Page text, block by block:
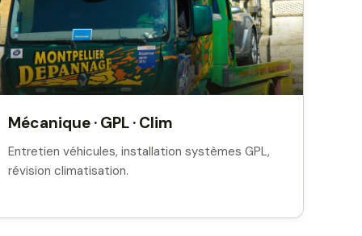
Mécanique · GPL · Clim
Entretien véhicules, installation systèmes GPL,
révision climatisation.